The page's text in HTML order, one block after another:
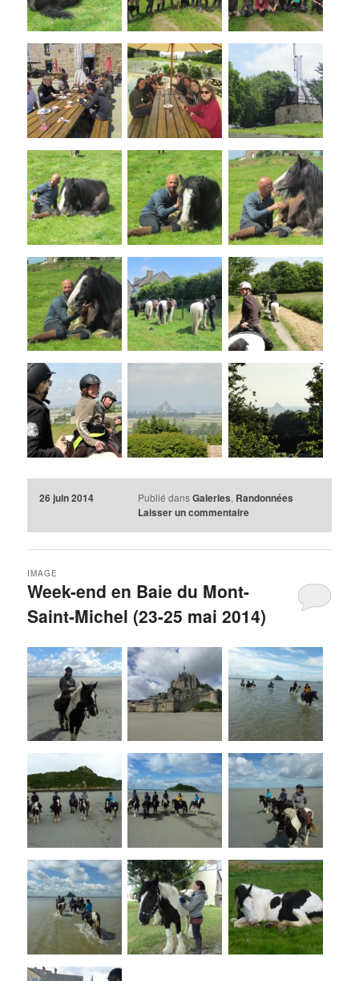
26 juin 2014 Publié dans Galeries, Randonnées
Laisser un commentaire
Week-end en Baie du Mont-
Saint-Michel (23-25 mai 2014)
IMAGE